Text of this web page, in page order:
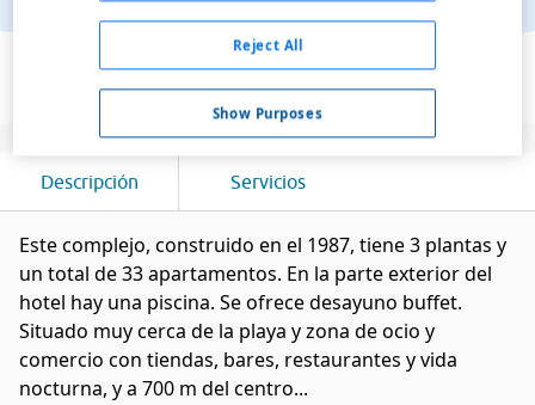
Ver en el mapa
Descripción Servicios
Este complejo, construido en el 1987, tiene 3 plantas y
un total de 33 apartamentos. En la parte exterior del
hotel hay una piscina. Se ofrece desayuno buffet.
Situado muy cerca de la playa y zona de ocio y
comercio con tiendas, bares, restaurantes y vida
nocturna, y a 700 m del centro...
Show Purposes
Reject All